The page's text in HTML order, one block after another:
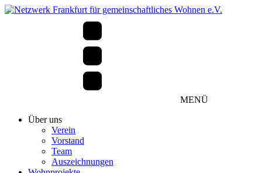
MENÜ
Über uns
Verein
Vorstand
Team
Auszeichnungen